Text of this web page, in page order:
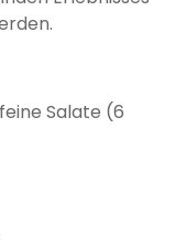
Salate (6